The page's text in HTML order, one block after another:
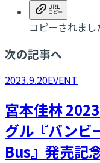
コピーされまし
次の記事へ
2023.9.20EVENT
宮本佳林
グル『バン
Bus』発売記